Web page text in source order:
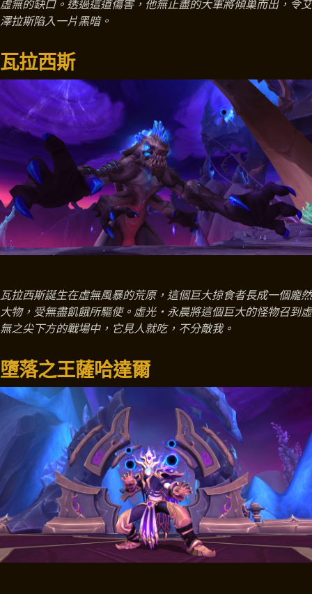
虛無的缺口。透過這道傷害，他無止盡的大軍將傾巢而出，令艾
澤拉斯陷入一片黑暗。
瓦拉西斯
瓦拉西斯誕生在虛無風暴的荒原，這個巨大掠食者長成一個龐然
大物，受無盡飢餓所驅使。虛光‧永晨將這個巨大的怪物召到虛
無之尖下方的戰場中，它見人就吃，不分敵我。
墮落之王薩哈達爾